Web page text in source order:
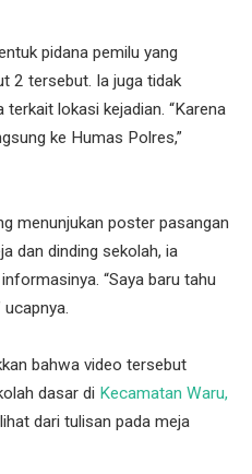
pidana pemilu yang
2 tersebut. Ia juga tidak
lokasi kejadian. “Karena
ke Humas Polres,”
menunjukan poster pasangan
dan dinding sekolah, ia
“Saya baru tahu
bahwa video tersebut
dasar di Kecamatan Waru,
dari tulisan pada meja